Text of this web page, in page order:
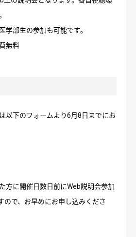
学部生の参加も可能です。
無料
以下のフォームより6月8日までにお
方に開催日数日前にWeb説明会参加
ので、お早めにお申し込みくださ